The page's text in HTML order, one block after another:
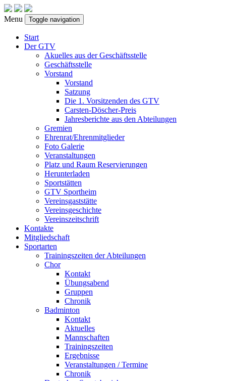
Menu Toggle navigation
Start
Der GTV
Akuelles aus der Geschäftsstelle
Geschäftsstelle
Vorstand
Vorstand
Satzung
Die 1. Vorsitzenden des GTV
Carsten-Döscher-Preis
Jahresberichte aus den Abteilungen
Gremien
Ehrenrat/Ehrenmitglieder
Foto Galerie
Veranstaltungen
Platz und Raum Reservierungen
Herunterladen
Sportstätten
GTV Sportheim
Vereinsgaststätte
Vereinsgeschichte
Vereinszeitschrift
Kontakte
Mitgliedschaft
Sportarten
Trainingszeiten der Abteilungen
Chor
Kontakt
Übungsabend
Gruppen
Chronik
Badminton
Kontakt
Aktuelles
Mannschaften
Trainingszeiten
Ergebnisse
Veranstaltungen / Termine
Chronik